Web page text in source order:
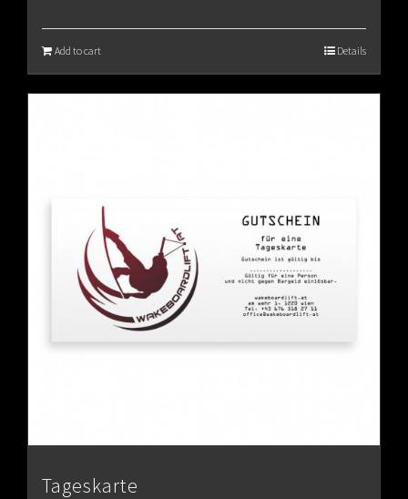
Add to cart Details
Tageskarte